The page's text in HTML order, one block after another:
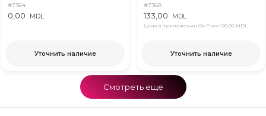
#7364
0,00 MDL
Уточнить наличие
#7368
133,00 MDL
Цена в приложении Ok Flora 128,00 MDL
Уточнить наличие
Смотреть еще